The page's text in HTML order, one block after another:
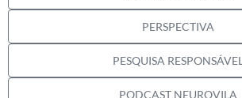
PERSPECTIVA
PESQUISA RESPONSÁVEL
PODCAST NEUROVILA